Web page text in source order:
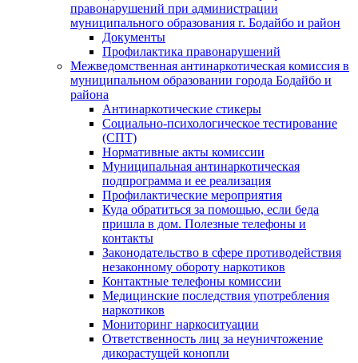
правонарушений при администрации
муниципального образования г. Бодайбо и район
Документы
Профилактика правонарушений
Межведомственная антинаркотическая комиссия в
муниципальном образовании города Бодайбо и
района
Антинаркотические стикеры
Социально-психологическое тестирование
(СПТ)
Нормативные акты комиссии
Муниципальная антинаркотическая
подпрограмма и ее реализация
Профилактические мероприятия
Куда обратиться за помощью, если беда
пришла в дом. Полезные телефоны и
контакты
Законодательство в сфере противодействия
незаконному обороту наркотиков
Контактные телефоны комиссии
Медицинские последствия употребления
наркотиков
Мониторинг наркоситуации
Ответственность лиц за неуничтожение
дикорастущей конопли